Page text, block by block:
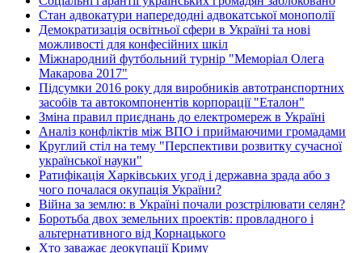
Стан адвокатури напередодні адвокатської монополії
Демократизація освітньої сфери в Україні та нові
можливості для конфесійних шкіл
Міжнародний футбольний турнір "Меморіал Олега
Макарова 2017"
Підсумки 2016 року для виробників автотранспортних
засобів та автокомпонентів корпорації "Еталон"
Зміна правил приєднань до електромереж в Україні
Аналіз конфліктів між ВПО і приймаючими громадами
Круглий стіл на тему "Перспективи розвитку сучасної
української науки"
Ратифікація Харківських угод і державна зрада або з
чого почалася окупація України?
Війна за землю: в Україні почали розстрілювати селян?
Боротьба двох земельних проектів: провладного і
альтернативного від Корнацького
Хто заважає деокупації Криму